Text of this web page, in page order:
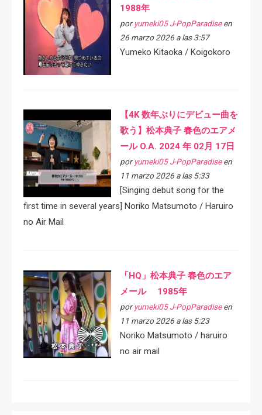
1988年
por yumeki05 J-PopParadiseen
26 marzo 2026 a las 3:57
Yumeko Kitaoka / Koigokoro
【4K 数年ぶりにデビュー曲を
歌う】松本典子 春色のエアメ
ール O.A. 2024 年 02月 17日
por yumeki05 J-PopParadiseen
11 marzo 2026 a las 5:33
[Singing debut song for the
first time in several years] Noriko Matsumoto / Haruiro
no Air Mail
「HQ」松本典子 春色のエア
メール 1985年
por yumeki05 J-PopParadiseen
11 marzo 2026 a las 5:23
Noriko Matsumoto / haruiro
no air mail